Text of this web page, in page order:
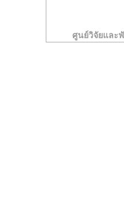
ศูนย์วิจัยและ